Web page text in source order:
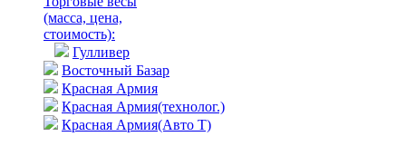
(масса, цена,
стоимость):
Гулливер
Восточный Базар
Красная Армия
Красная Армия(технолог.)
Красная Армия(Авто Т)